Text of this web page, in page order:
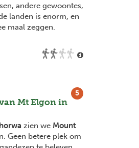
andere gewoontes,
landen is enorm, en
maal zeggen.
de groene oevers
kampvuurmaken
een
mountainbike
. Dit is een uniek stuk
Slenk
groene kliffen zorgen
voor het
5
Mt Elgon in
zien we Mount
Geen betere plek om